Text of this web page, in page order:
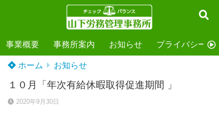
事業概要 事務所案内 お知らせ プライバシーポ
ホーム お知らせ
１０月「年次有給休暇取得促進期間 」
2020年9月30日